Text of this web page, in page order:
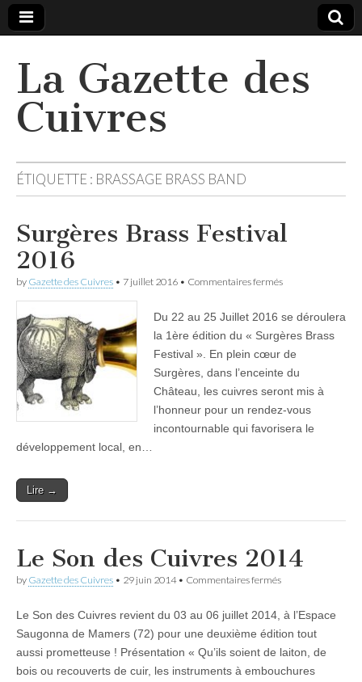
La Gazette des
Cuivres
ÉTIQUETTE : BRASSAGE BRASS BAND
Surgères Brass Festival
2016
by Gazette des Cuivres • 7 juillet 2016 • Commentaires ferméssur
Festival
2016
Du 22 au 25 Juillet 2016 se déroulera
la 1ère édition du « Surgères Brass
Festival ». En plein cœur de
Surgères, dans l’enceinte du
Château, les cuivres seront mis à
l’honneur pour un rendez-vous
incontournable qui favorisera le
développement local, en…
Lire →
Le Son des Cuivres 2014
by Gazette des Cuivres • 29 juin 2014• Commentaires ferméssur
des
Cuivres
Le Son des Cuivres revient du 03 au 06 juillet 2014, à l’Espace
Saugonna de Mamers (72) pour une deuxième édition tout
aussi prometteuse ! Présentation « Qu’ils soient de laiton, de
bois ou recouverts de cuir, les instruments à embouchures